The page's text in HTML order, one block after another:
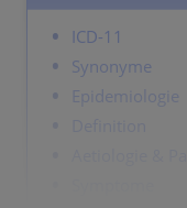
ICD-11
Synonyme
Epidemiologie